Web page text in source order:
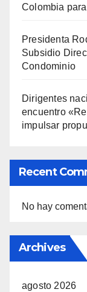
Colombia
Presidenta
Subsidio
Condominio
Dirigentes
encuentro
impulsar
Recent
No hay
Archives
agosto 2026